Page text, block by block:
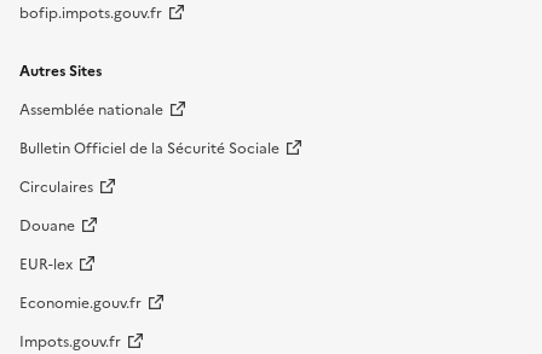
bofip.impots.gouv.fr
Autres Sites
Assemblée nationale
Bulletin Officiel de la Sécurité Sociale
Circulaires
Douane
EUR-lex
Economie.gouv.fr
Impots.gouv.fr